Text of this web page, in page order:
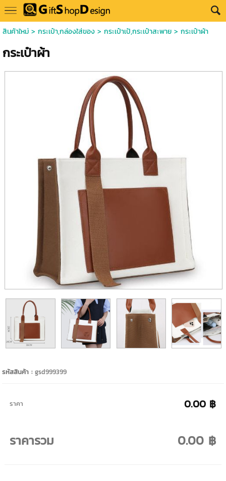
สินค้าใหม่> กระเป๋า,กล่องใส่ของ> กระเป๋าเป้,กระเป๋าสะพาย> กระเป๋าผ้า
กระเป๋าผ้า
รหัสสินค้า :gsd999399
ราคา 0.00 ฿
ราคารวม 0.00 ฿